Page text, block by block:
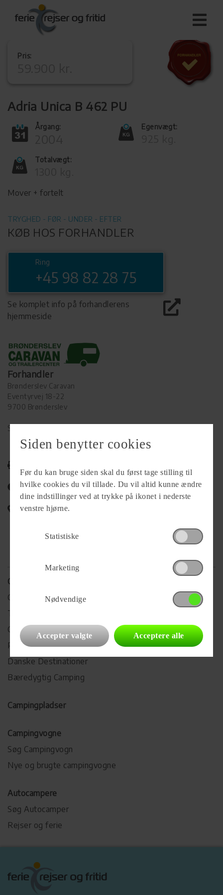
Pris:
Adria Unica B 462 PU
Årgang: Egenvægt:
Totalvægt:
Mover + fortelt
TRYGHED - FØR - UNDER - EFTER
KØB HOS FORHANDLER
Ring
+45 98 82 28 75
Se komplet info på forhandlerens
hjemmeside
Forhandler
Brønderslev Caravan
Eventyrvej 18-22
9700 Brønderslev
Se alle
Del på Facebook
Campingvognens placering
Campingliv
Campingtips & oplevelser
Temaer og aktiviteter
Camping- & overnatningsformer
Praktisk information
Danske Destinationer
Bæredygtig Camping
Campingpladser
Campingvogne
Søg Campingvogn
Nye og brugte campingvogne
Autocampere
Søg Autocamper
Rejser og ferie
Siden benytter cookies
Før du kan bruge siden skal du først tage stilling til
hvilke cookies du vil tillade. Du vil altid kunne ændre
dine indstillinger ved at trykke på ikonet i nederste
venstre hjørne.
Statistiske
Marketing
Nødvendige
Accepter valgte Acceptere alle